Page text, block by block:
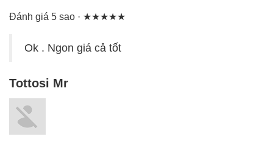
Đánh giá 5 sao · ★★★★★
Ok . Ngon giá cả tốt
Tottosi Mr